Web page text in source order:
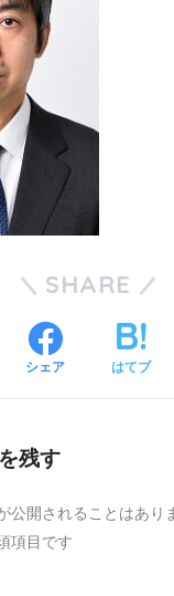
SHARE
シェア はてブ
残す
公開されることはあり
項目です